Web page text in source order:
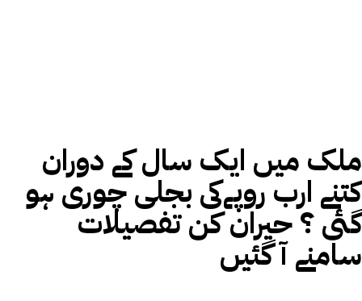
ملک میں ایک سال کے دوران
کتنے ارب روپےکی بجلی چوری ہو
گئی ؟ حیران کن تفصیلات
سامنے آ گئیں